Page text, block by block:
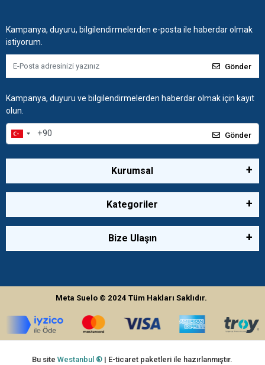
Kampanya, duyuru, bilgilendirmelerden e-posta ile haberdar olmak
istiyorum.
Gönder
Kampanya, duyuru ve bilgilendirmelerden haberdar olmak için kayıt
olun.
Gönder
Kurumsal
Kategoriler
Bize Ulaşın
Meta Suelo © 2024Tüm Hakları Saklıdır.
Bu siteWestanbul ® | E-ticaret paketleri ile hazırlanmıştır.